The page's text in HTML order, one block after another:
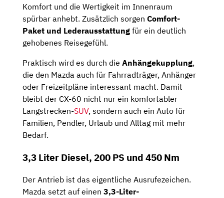
Komfort und die Wertigkeit im Innenraum
spürbar anhebt. Zusätzlich sorgen Comfort-
Paket und Lederausstattung für ein deutlich
gehobenes Reisegefühl.
Praktisch wird es durch die Anhängekupplung,
die den Mazda auch für Fahrradträger, Anhänger
oder Freizeitpläne interessant macht. Damit
bleibt der CX-60 nicht nur ein komfortabler
Langstrecken-SUV, sondern auch ein Auto für
Familien, Pendler, Urlaub und Alltag mit mehr
Bedarf.
3,3 Liter Diesel, 200 PS und 450 Nm
Der Antrieb ist das eigentliche Ausrufezeichen.
Mazda setzt auf einen 3,3-Liter-